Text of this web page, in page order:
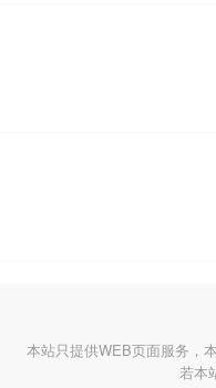
本站只提供WEB页面服务，
若本